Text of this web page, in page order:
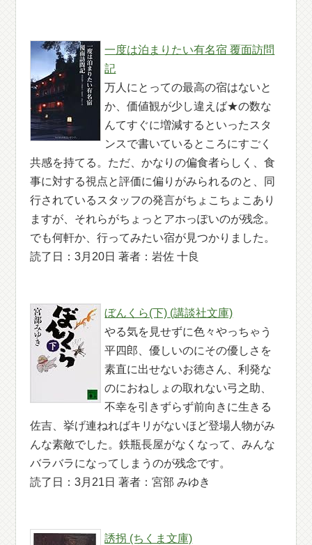
一度は泊まりたい有名宿 覆面訪問
記
万人にとっての最高の宿はないと
か、価値観が少し違えば★の数な
んてすぐに増減するといったスタ
ンスで書いているところにすごく
共感を持てる。ただ、かなりの偏食者らしく、食
事に対する視点と評価に偏りがみられるのと、同
行されているスタッフの発言がちょこちょこあり
ますが、それらがちょっとアホっぽいのが残念。
でも何軒か、行ってみたい宿が見つかりました。
読了日：3月20日 著者：岩佐 十良
ぼんくら(下) (講談社文庫)
やる気を見せずに色々やっちゃう
平四郎、優しいのにその優しさを
素直に出せないお徳さん、利発な
のにおねしょの取れない弓之助、
不幸を引きずらず前向きに生きる
佐吉、挙げ連ねればキリがないほど登場人物がみ
んな素敵でした。鉄瓶長屋がなくなって、みんな
バラバラになってしまうのが残念です。
読了日：3月21日 著者：宮部 みゆき
誘拐 (ちくま文庫)